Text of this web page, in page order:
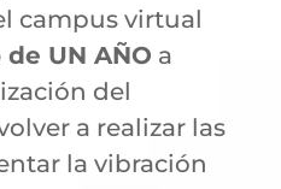
campus virtual
UN AÑO a
del
a realizar las
la vibración